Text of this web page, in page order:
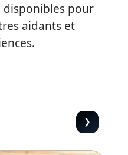
disponibles pour
aidants et